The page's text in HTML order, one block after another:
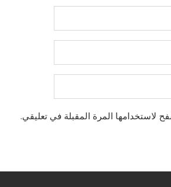
لاستخدامها المرة المقبلة في تعليقي.